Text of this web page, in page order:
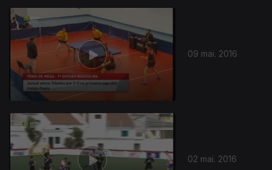
09 mai. 2016
02 mai. 2016